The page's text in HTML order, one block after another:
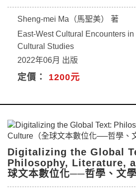
Sheng-mei Ma（馬聖美） 著
East-West Cultural Encounters in
Cultural Studies
2022年06月 出版
定價： 1200元
Digitalizing the Global
Philosophy, Literature,
球文本數位化──哲學、文學